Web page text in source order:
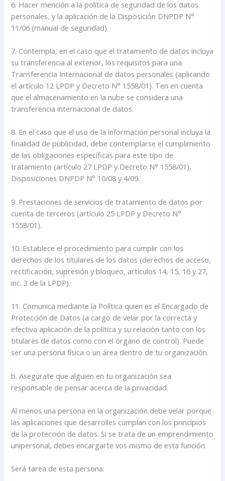
6. Hacer mención a la política de seguridad de los datos
personales, y la aplicación de la Disposición DNPDP N°
11/06 (manual de seguridad).
7. Contempla, en el caso que el tratamiento de datos incluya
su transferencia al exterior, los requisitos para una
Transferencia Internacional de datos personales (aplicando
el artículo 12 LPDP y Decreto N° 1558/01). Ten en cuenta
que el almacenamiento en la nube se considera una
transferencia internacional de datos.
8. En el caso que el uso de la información personal incluya la
finalidad de publicidad, debe contemplarse el cumplimiento
de las obligaciones específicas para este tipo de
tratamiento (artículo 27 LPDP y Decreto N° 1558/01),
Disposiciones DNPDP N° 10/08 y 4/09.
9. Prestaciones de servicios de tratamiento de datos por
cuenta de terceros (artículo 25 LPDP y Decreto N°
1558/01).
10. Establece el procedimiento para cumplir con los
derechos de los titulares de los datos (derechos de acceso,
rectificación, supresión y bloqueo, artículos 14, 15, 16 y 27,
inc. 3 de la LPDP).
11. Comunica mediante la Política quien es el Encargado de
Protección de Datos (a cargo de velar por la correcta y
efectiva aplicación de la política y su relación tanto con los
titulares de datos como con el órgano de control). Puede
ser una persona física o un área dentro de tu organización.
b. Asegúrate que alguien en tu organización sea
responsable de pensar acerca de la privacidad.
Al menos una persona en la organización debe velar porque
las aplicaciones que desarrolles cumplan con los principios
de la protección de datos. Si se trata de un emprendimiento
unipersonal, debes encargarte vos mismo de esta función.
Será tarea de esta persona: